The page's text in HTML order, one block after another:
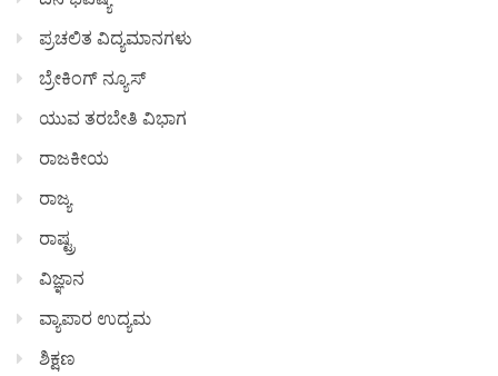
ಪ್ರಚಲಿತ ವಿದ್ಯಮಾನಗಳು
ಬ್ರೇಕಿಂಗ್ ನ್ಯೂಸ್
ಯುವ ತರಬೇತಿ ವಿಭಾಗ
ರಾಜಕೀಯ
ರಾಜ್ಯ
ರಾಷ್ಟ್ರ
ವಿಜ್ಞಾನ
ವ್ಯಾಪಾರ ಉದ್ಯಮ
ಶಿಕ್ಷಣ